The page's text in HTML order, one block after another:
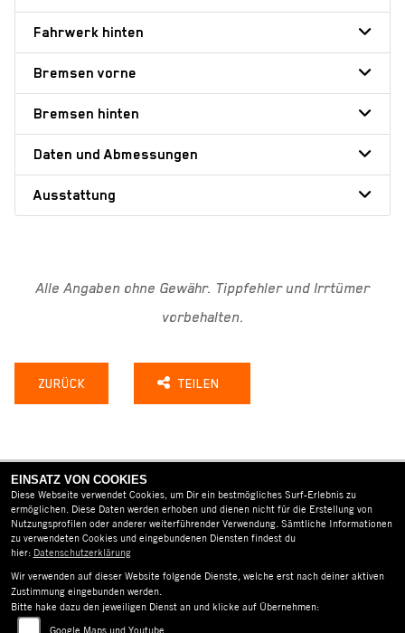
Fahrwerk hinten
Bremsen vorne
Bremsen hinten
Daten und Abmessungen
Ausstattung
Alle Angaben ohne Gewähr. Tippfehler und Irrtümer
vorbehalten.
ZURÜCK TEILEN
IMPRESSUM
EINSATZ VON COOKIES
Diese Webseite verwendet Cookies, um Dir ein bestmögliches Surf-Erlebnis zu
ermöglichen. Diese Daten werden erhoben und dienen nicht für die Erstellung von
Nutzungsprofilen oder anderer weiterführender Verwendung. Sämtliche Informationen
zu verwendeten Cookies und eingebundenen Diensten findest du
hier: Datenschutzerklärung
Wir verwenden auf dieser Website folgende Dienste, welche erst nach deiner aktiven
Zustimmung eingebunden werden.
Bitte hake dazu den jeweiligen Dienst an und klicke auf Übernehmen:
Google Maps und Youtube